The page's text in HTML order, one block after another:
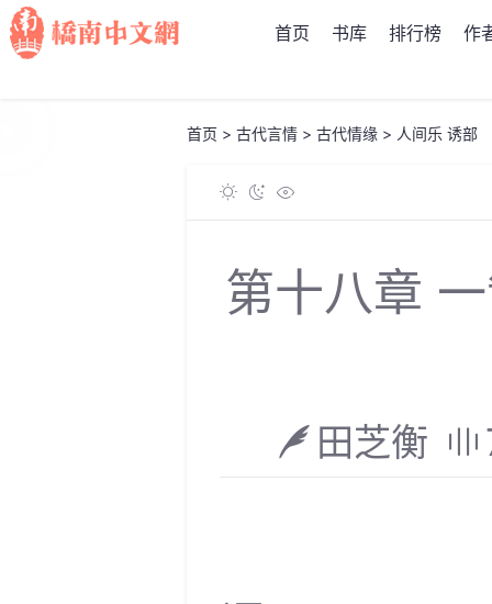
首页 书库 排行榜 作
首页 > 古代言情 > 古代情缘 > 人间乐 诱部
第十八章
田芝衡